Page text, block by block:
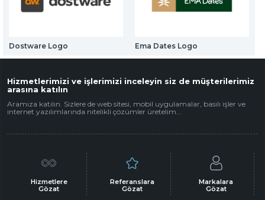
Dostware Logo Ema Dates Logo
Hizmetlerimizi ve işlerimizi inceleyin siz de müşterilerimiz
arasına katılın
Aramıza katılın. Sizlere de web sitesi, mobil uygulamalar, basılı işler ve
internet yazılımlarında nitelikli çözümler üretelim...
Hizmetlere
Gözat
Referanslara
Gözat
Markalara
Gözat